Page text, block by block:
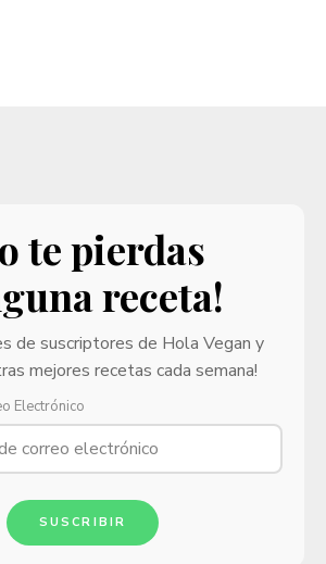
te pierdas
receta!
de suscriptores de Hola Vegan y
mejores recetas cada semana!
Electrónico
SUSCRIBIR